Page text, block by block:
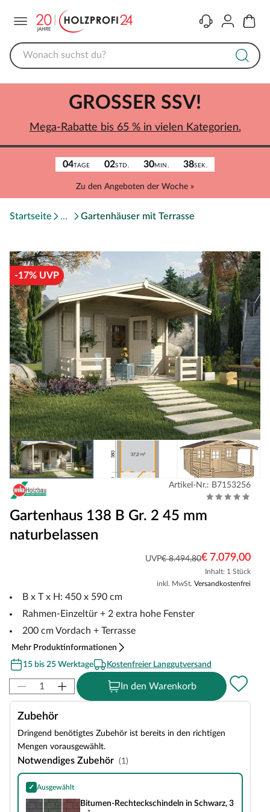
KontaktKonto
04TAGE 02STD. 30MIN. 38SEK.
Zu den Angeboten der Woche »
GROSSER SSV!
Mega-Rabatte bis 65 % in vielen Kategorien.
Startseite Gartenhäuser mit Terrasse
-17% UVP
Artikel-Nr.: B7153256
Gartenhaus 138 B Gr. 2 45 mm
naturbelassen
UVP€ 8.494,80€ 7.079,00
Inhalt: 1 Stück
inkl. MwSt. Versandkostenfrei
B x T x H: 450 x 590 cm
Rahmen-Einzeltür + 2 extra hohe Fenster
200 cm Vordach + Terrasse
Mehr Produktinformationen
15 bis 25 Werktage
Kostenfreier Langgutversand
In den Warenkorb
Zubehör
Dringend benötigtes Zubehör ist bereits in den richtigen
Mengen vorausgewählt.
Notwendiges Zubehör (1)
✓ Ausgewählt
Bitumen-Rechteckschindeln in Schwarz, 3 m²
Bitumen-Rechteckschindeln in Schwarz, 3